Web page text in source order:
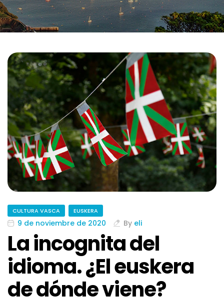
CULTURA VASCA EUSKERA
9 de noviembre de 2020 By eli
La incognita del
idioma. ¿El euskera
de dónde viene?